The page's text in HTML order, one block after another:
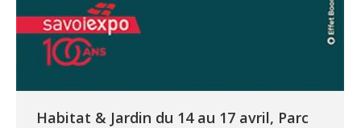
Habitat & Jardin du 14 au 17 avril, Parc